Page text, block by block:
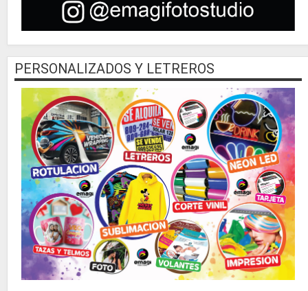
PERSONALIZADOS Y LETREROS